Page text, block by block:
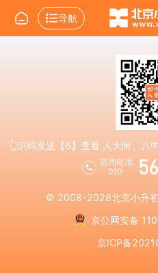
导航
👆识码发送【6】查看 人大附、八
咨询电话:
010-
© 2008-2026北京小升
京公网安备
京ICP备